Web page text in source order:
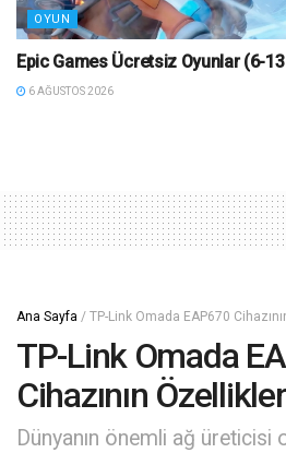
OYUN
Epic Games Ücretsiz Oyunlar (6-
6 AĞUSTOS 2026
Ana Sayfa / TP-Link Omada EAP670
TP-Link Omada
Cihazının
Dünyanın önemli ağ üreticisi